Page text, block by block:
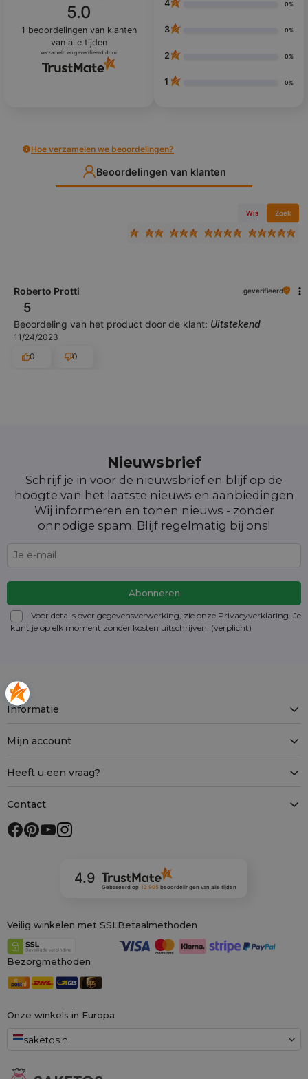
5.0
1 beoordelingen van klanten
van alle tijden
verzameld en geverifieerd door
4 0%
3 0%
2 0%
1 0%
Hoe verzamelen we beoordelingen?
Beoordelingen van klanten
Wis Zoek
Roberto Protti geverifieerd
5
Beoordeling van het product door de klant: Uitstekend
11/24/2023
0
0
Nieuwsbrief
Schrijf je in voor de nieuwsbrief en blijf op de
hoogte van het laatste nieuws en aanbiedingen
Wij informeren en tonen nieuws - zonder
onnodige spam. Blijf regelmatig bij ons!
Voor details over gegevensverwerking, zie onze Privacyverklaring. Je
kunt je op elk moment zonder kosten uitschrijven. (verplicht)
Onze winkels in Europa
saketos.nl
Informatie
Mijn account
Heeft u een vraag?
Contact
4.9
Gebaseerd op 12 905 beoordelingenvan alle tijden
Veilig winkelen met SSL Betaalmethoden
Bezorgmethoden